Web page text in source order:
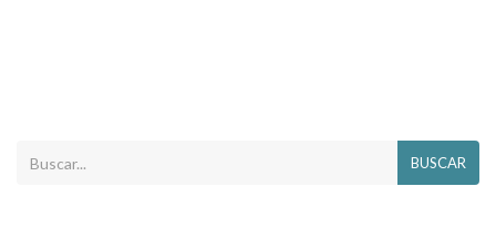
BUSCAR